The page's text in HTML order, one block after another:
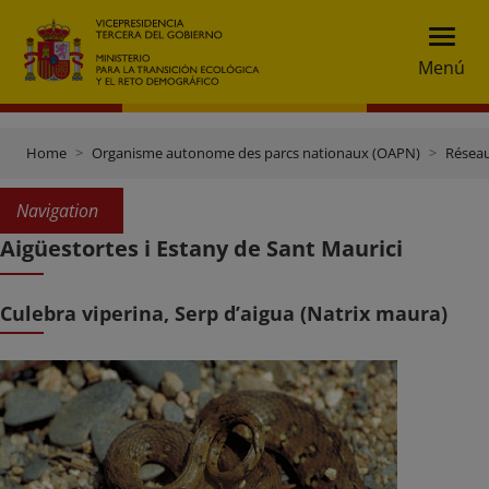
Menú
Home Organisme autonome des parcs nationaux (OAPN)
Navigation
Aigüestortes i Estany de Sant Maurici
Culebra viperina, Serp d’aigua (Natrix maura)